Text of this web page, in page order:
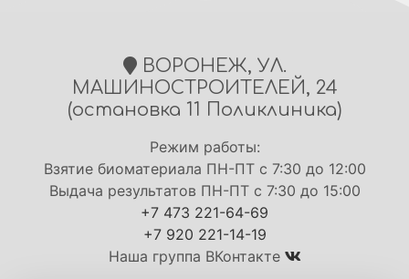
ВОРОНЕЖ, УЛ.
МАШИНОСТРОИТЕЛЕЙ, 24
(остановка 11 Поликлиника)
Режим работы:
Взятие биоматериала ПН-ПТ с 7:30 до 12:00
Выдача результатов ПН-ПТ с 7:30 до 15:00
+7 473 221-64-69
+7 920 221-14-19
Наша группа ВКонтакте